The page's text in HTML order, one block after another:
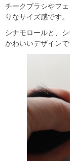
チークブラシやフ
りなサイズ感です。
シナモロールと、
かわいいデザインで